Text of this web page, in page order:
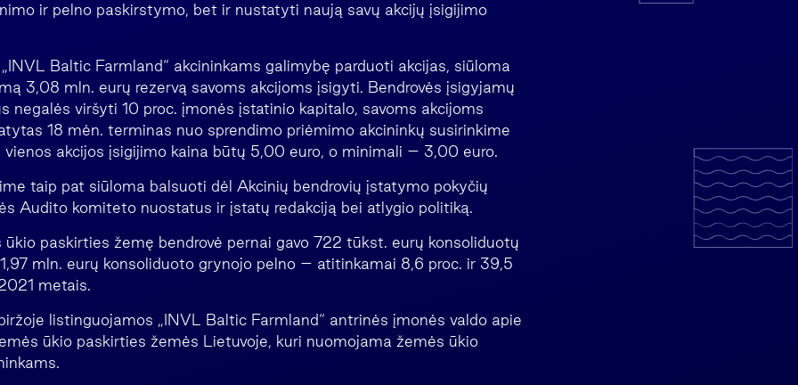
ir pelno paskirstymo, bet ir nustatyti naują savų akcijų įsigijimo
Baltic Farmland“ akcininkams galimybę parduoti akcijas, siūloma
3,08 mln. eurų rezervą savoms akcijoms įsigyti. Bendrovės įsigyjamų
negalės viršyti 10 proc. įmonės įstatinio kapitalo, savoms akcijoms
18 mėn. terminas nuo sprendimo priėmimo akcininkų susirinkime
vienos akcijos įsigijimo kaina būtų 5,00 euro, o minimali – 3,00 euro.
taip pat siūloma balsuoti dėl Akcinių bendrovių įstatymo pokyčių
Audito komiteto nuostatus ir įstatų redakciją bei atlygio politiką.
ūkio paskirties žemę bendrovė pernai gavo 722 tūkst. eurų konsoliduotų
mln. eurų konsoliduoto grynojo pelno – atitinkamai 8,6 proc. ir 39,5
metais.
listinguojamos „INVL Baltic Farmland“ antrinės įmonės valdo apie
ūkio paskirties žemės Lietuvoje, kuri nuomojama žemės ūkio